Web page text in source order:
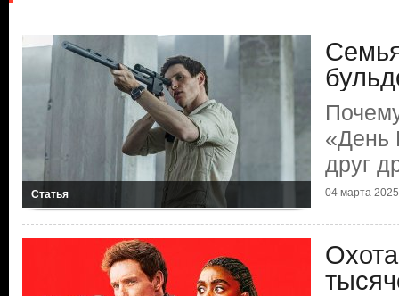
Статья
«День
друг
04 марта 2025